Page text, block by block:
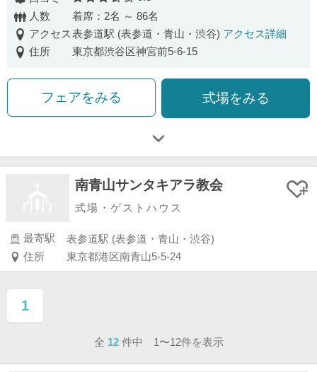
口コミ評価
人数
着席：2名 ～ 86名
アクセス表参道駅 (表参道・青山・渋谷) アクセス詳細
住所
東京都渋谷区神宮前5-6-15
フェアをみる 式場をみる
南青山サンタキアラ教会
式場・ゲストハウス
最寄駅
表参道駅 (表参道・青山・渋谷)
住所
東京都港区南青山5-5-24
1
ページ目
全 12 件中 1〜12件を表示